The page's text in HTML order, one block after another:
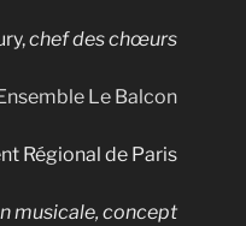
chef des chœurs
Le Balcon
Régional de Paris
musicale, concept